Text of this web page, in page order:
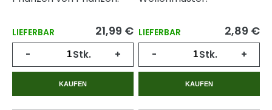
LIEFERBAR 21,99 €
- Stk. +
KAUFEN
LIEFERBAR 2,89 €
- Stk. +
KAUFEN